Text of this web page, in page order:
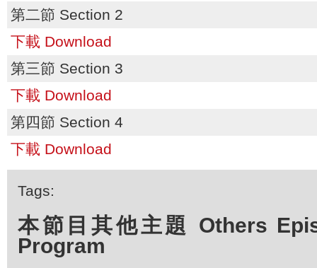
第二節 Section 2
下載 Download
第三節 Section 3
下載 Download
第四節 Section 4
下載 Download
Tags:
本節目其他主題 Others
Program